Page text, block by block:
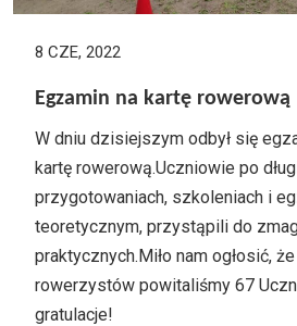
8 CZE, 2022
Egzamin na kartę rowerową
W dniu dzisiejszym odbył się
kartę rowerową.Uczniowie po
przygotowaniach, szkoleniach i
teoretycznym, przystąpili do
praktycznych.Miło nam ogłosić,
rowerzystów powitaliśmy 67
gratulacje!